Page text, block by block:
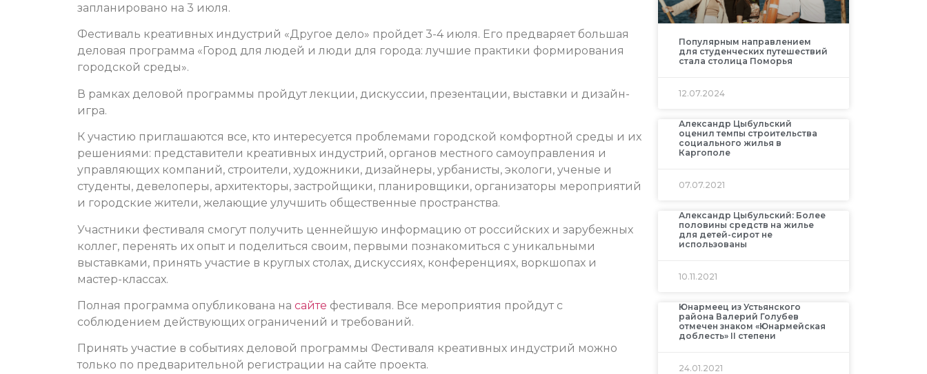
запланировано на 3 июля.
Фестиваль креативных индустрий «Другое дело» пройдет 3-4 июля. Его предваряет большая
деловая программа «Город для людей и люди для города: лучшие практики формирования
городской среды».
В рамках деловой программы пройдут лекции, дискуссии, презентации, выставки и дизайн-
игра.
К участию приглашаются все, кто интересуется проблемами городской комфортной среды и их
решениями: представители креативных индустрий, органов местного самоуправления и
управляющих компаний, строители, художники, дизайнеры, урбанисты, экологи, ученые и
студенты, девелоперы, архитекторы, застройщики, планировщики, организаторы мероприятий
и городские жители, желающие улучшить общественные пространства.
Участники фестиваля смогут получить ценнейшую информацию от российских и зарубежных
коллег, перенять их опыт и поделиться своим, первыми познакомиться с уникальными
выставками, принять участие в круглых столах, дискуссиях, конференциях, воркшопах и
мастер-классах.
Полная программа опубликована на сайте фестиваля. Все мероприятия пройдут с
соблюдением действующих ограничений и требований.
Принять участие в событиях деловой программы Фестиваля креативных индустрий можно
только по предварительной регистрации на сайте проекта.
Популярным направлением
для студенческих путешествий
стала столица Поморья
12.07.2024
Александр Цыбульский
оценил темпы строительства
социального жилья в
Каргополе
07.07.2021
Александр Цыбульский: Более
половины средств на жилье
для детей-сирот не
использованы
10.11.2021
Юнармеец из Устьянского
района Валерий Голубев
отмечен знаком «Юнармейская
доблесть» II степени
24.01.2021